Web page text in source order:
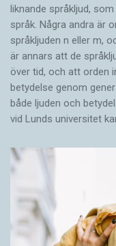
liknande språkljud,
språk. Några andra är
språkljuden n eller m,
är annars att de
över tid, och att orden
betydelse genom
både ljuden och
vid Lunds universitet